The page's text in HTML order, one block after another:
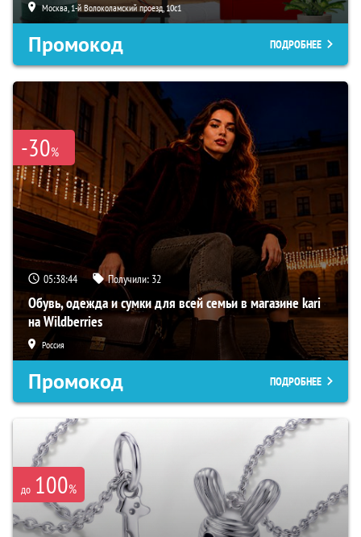
Москва, 1-й Волоколамский проезд, 10с1
Промокод ПОДРОБНЕЕ
-30%
05:38:43 Получили: 32
Обувь, одежда и сумки для всей семьи в магазине kari
на Wildberries
Россия
Промокод ПОДРОБНЕЕ
до 100%